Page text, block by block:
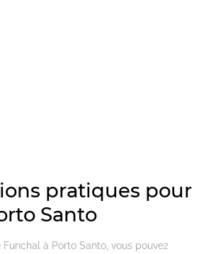
pratiques pour
Santo
à Porto Santo, vous pouvez